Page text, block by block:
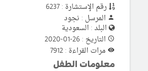
رقم الإستشارة : 6237
المرسل : نجود
البلد : السعودية
التاريخ : 26-01-2020
مرات القراءة : 7912
معلومات الطفل